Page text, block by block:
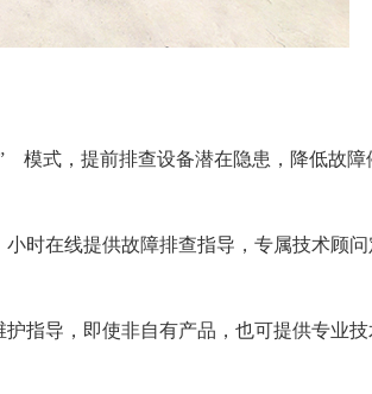
模式，提前排查设备潜在隐患，降低故
在线提供故障排查指导，专属技术顾问
，即使非自有产品，也可提供专业技